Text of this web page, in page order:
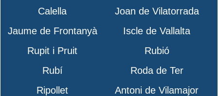
Calella
Joan de Vilatorrada
Jaume de Frontanyà
Iscle de Vallalta
Rupit i Pruit
Rubió
Rubí
Roda de Ter
Ripollet
Antoni de Vilamajor